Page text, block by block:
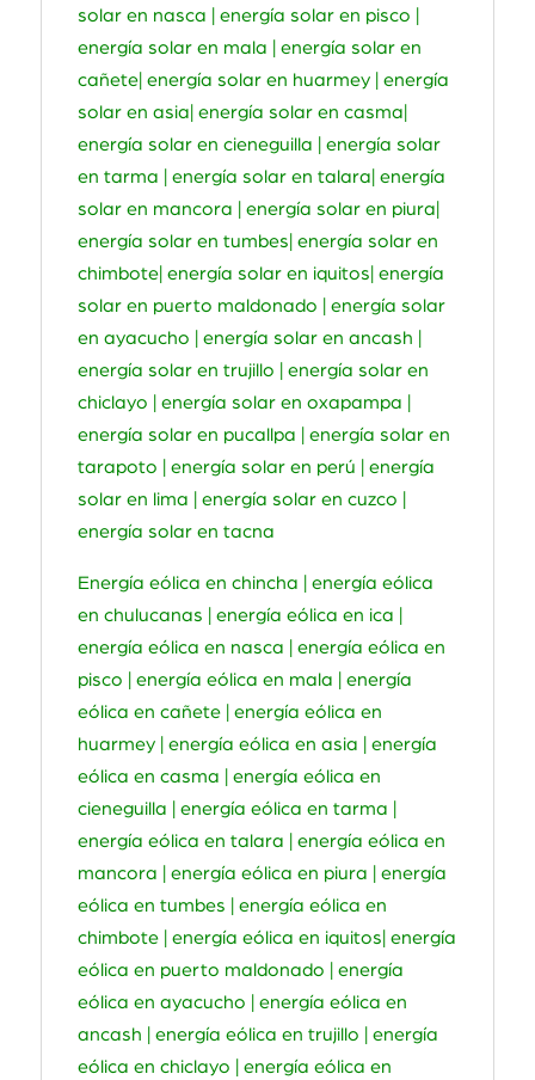
solar en nasca | energía solar en pisco |
energía solar en mala | energía solar en
cañete| energía solar en huarmey | energía
solar en asia| energía solar en casma|
energía solar en cieneguilla | energía solar
en tarma | energía solar en talara| energía
solar en mancora | energía solar en piura|
energía solar en tumbes| energía solar en
chimbote| energía solar en iquitos| energía
solar en puerto maldonado | energía solar
en ayacucho | energía solar en ancash |
energía solar en trujillo | energía solar en
chiclayo | energía solar en oxapampa |
energía solar en pucallpa | energía solar en
tarapoto | energía solar en perú | energía
solar en lima | energía solar en cuzco |
energía solar en tacna
Energía eólica en chincha | energía eólica
en chulucanas | energía eólica en ica |
energía eólica en nasca | energía eólica en
pisco | energía eólica en mala | energía
eólica en cañete | energía eólica en
huarmey | energía eólica en asia | energía
eólica en casma | energía eólica en
cieneguilla | energía eólica en tarma |
energía eólica en talara | energía eólica en
mancora | energía eólica en piura | energía
eólica en tumbes | energía eólica en
chimbote | energía eólica en iquitos| energía
eólica en puerto maldonado | energía
eólica en ayacucho | energía eólica en
ancash | energía eólica en trujillo | energía
eólica en chiclayo | energía eólica en